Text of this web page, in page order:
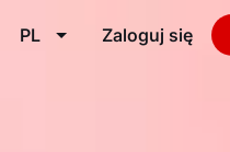
PL Zaloguj się